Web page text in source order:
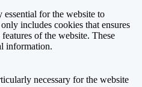
essential for the website to
includes cookies that ensures
of the website. These
information.
necessary for the website